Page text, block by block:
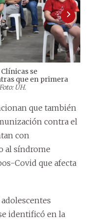
se
que en primera
ÚH.
que también
contra el
con
al síndrome
Covid que afecta
identificó en la